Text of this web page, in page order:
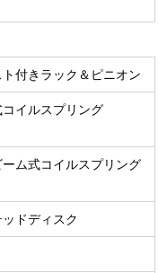
付きラック＆ピニオン
イルスプリング
ーム式コイルスプリング
ドディスク